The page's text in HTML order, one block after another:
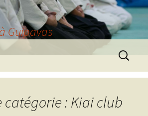
Guipavas
catégorie : Kiai club